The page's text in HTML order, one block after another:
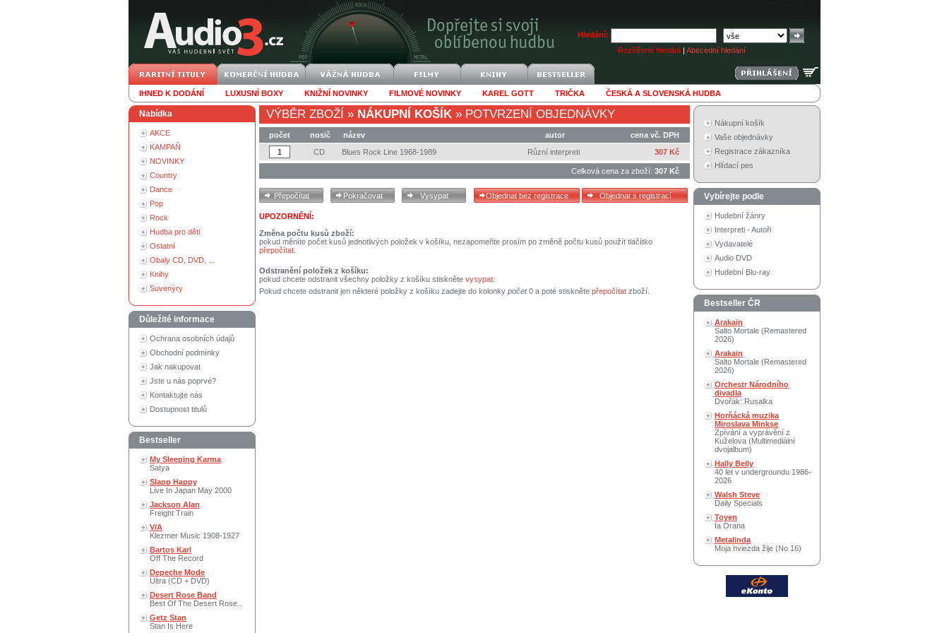
Hledání:
Rozšířené hledání | Abecední hledání
IHNED K DODÁNÍ LUXUSNÍ BOXY KNIŽNÍ NOVINKY FILMOVÉ NOVINKY KAREL GOTT TRIČKA ČESKÁ A SLOVENSKÁ HUDBA
Nabídka
AKCE
KAMPAŇ
NOVINKY
Country
Dance
Pop
Rock
Hudba pro děti
Ostatní
Obaly CD, DVD, ...
Knihy
Suvenýry
Důležité informace
Ochrana osobních údajů
Obchodní podmínky
Jak nakupovat
Jste u nás poprvé?
Kontaktujte nás
Dostupnost titulů
Bestseller
My Sleeping Karma
Satya
Slapp Happy
Live In Japan May 2000
Jackson Alan
Freight Train
V/A
Klezmer Music 1908-1927
Bartos Karl
Off The Record
Depeche Mode
Ultra (CD + DVD)
Desert Rose Band
Best Of The Desert Rose..
Getz Stan
Stan Is Here
VÝBĚR ZBOŽÍ » NÁKUPNÍ KOŠÍK » POTVRZENÍ OBJEDNÁVKY
počet nosič název autor
cena vč. DPH
CD
Blues Rock Line 1968-1989 Různí interpreti 307 Kč
Celková cena za zboží: 307 Kč
UPOZORNĚNÍ:
Změna počtu kusů zboží:
pokud měníte počet kusů jednotlivých položek v košíku, nezapomeňte prosím po změně počtu kusů použít tlačítko
přepočítat
Odstranění položek z košíku:
pokud chcete odstranit všechny položky z košíku stiskněte vysypat
Pokud chcete odstranit jen některé položky z košíku zadejte do kolonky počet0 a poté stiskněte přepočítat zboží.
Nákupní košík
Vaše objednávky
Registrace zákazníka
Hlídací pes
Vybírejte podle
Hudební žánry
Interpreti - Autoři
Vydavatelé
Audio DVD
Hudební Blu-ray
Bestseller ČR
Arakain
Salto Mortale (Remastered
2026)
Arakain
Salto Mortale (Remastered
2026)
Orchestr Národního
divadla
Dvořák: Rusalka
Horňácká muzika
Miroslava Minkse
Zpívání a vyprávění z
Kuželova (Multimediální
dvojalbum)
Hally Belly
40 let v undergroundu 1986-
2026
Walsh Steve
Daily Specials
Toyen
Ia Orana
Metalinda
Moja hviezda žije (No 16)